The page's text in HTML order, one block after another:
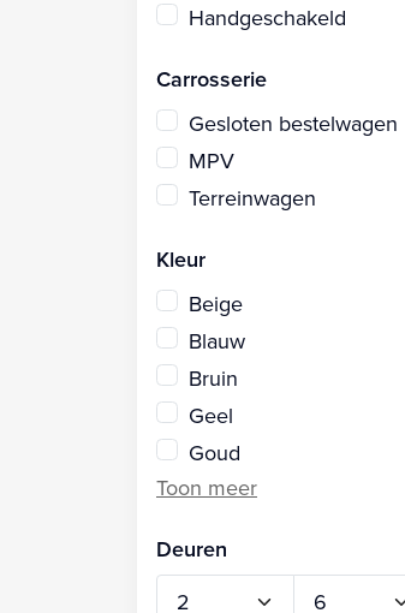
Handgeschakeld
Carrosserie
Gesloten bestelwagen
MPV
Terreinwagen
Kleur
Beige
Blauw
Bruin
Geel
Goud
Deuren